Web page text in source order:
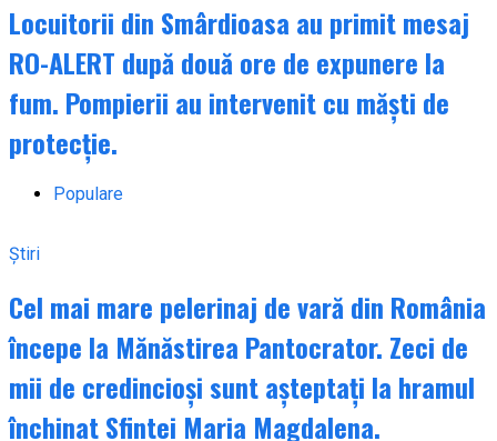
Locuitorii din Smârdioasa au primit mesaj
RO-ALERT după două ore de expunere la
fum. Pompierii au intervenit cu măști de
protecție.
Populare
Știri
Cel mai mare pelerinaj de vară din România
începe la Mănăstirea Pantocrator. Zeci de
mii de credincioși sunt așteptați la hramul
închinat Sfintei Maria Magdalena.